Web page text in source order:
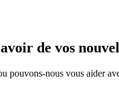
de vos
pouvons-nous vous aider